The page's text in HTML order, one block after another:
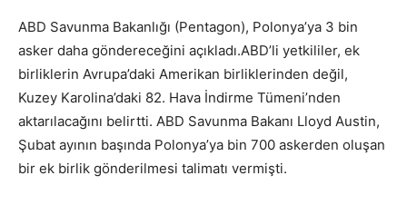
ABD Savunma Bakanlığı (Pentagon), Polonya’ya 3 bin
asker daha göndereceğini açıkladı.ABD’li yetkililer, ek
birliklerin Avrupa’daki Amerikan birliklerinden değil,
Kuzey Karolina’daki 82. Hava İndirme Tümeni’nden
aktarılacağını belirtti. ABD Savunma Bakanı Lloyd Austin,
Şubat ayının başında Polonya’ya bin 700 askerden oluşan
bir ek birlik gönderilmesi talimatı vermişti.